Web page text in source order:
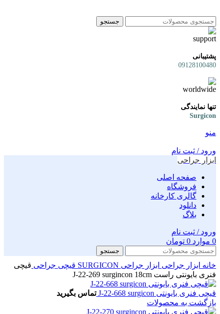
جستجو
پشتیبانی
09128100480
تنها نمایندگی
Surgicon
منو
ورود / ثبت نام
ابزار جراحی
صفحه اصلی
فروشگاه
گالری کارخانه
دانلود
بلاگ
ورود / ثبت نام
0 موارد 0 تومان
جستجو
خانه ابزار جراحی ابزار جراحی SURGICON قیچی جراحی قیچی
فنری بایونتی راست J-22-269 surgincon 18cm
قیچی فنری بایونتی J-22-668 surgicon
تماس بگیرید
بازگشت به محصولات